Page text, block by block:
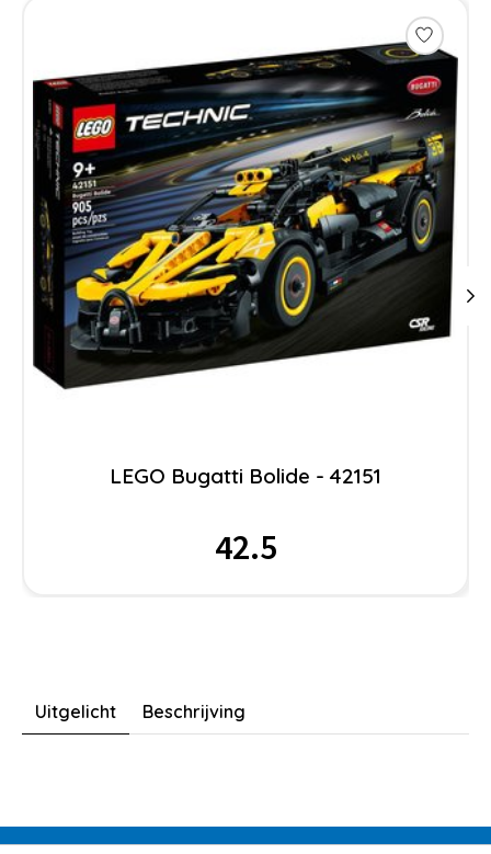
LEGO Bugatti Bolide - 42151
42.5
Uitgelicht Beschrijving